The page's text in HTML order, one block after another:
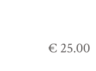
€ 25.00